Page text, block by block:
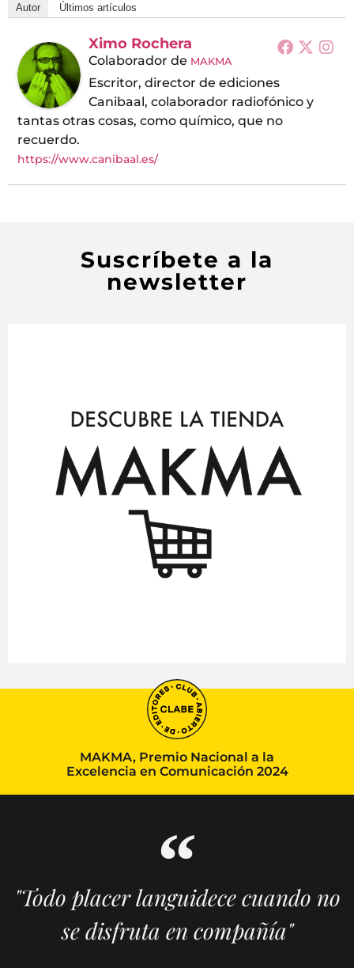
Autor Últimos artículos
Ximo Rochera
Colaborador de MAKMA
Escritor, director de ediciones
Canibaal, colaborador radiofónico y
tantas otras cosas, como químico, que no
recuerdo.
https://www.canibaal.es/
Suscríbete a la
newsletter
MAKMA, Premio Nacional a la
Excelencia en Comunicación 2024
"Todo placer languidece cuando no
se disfruta en compañía"